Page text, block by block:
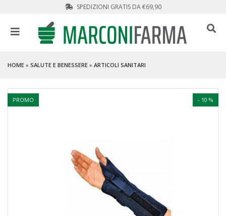
SPEDIZIONI GRATIS DA €69,90
HOME » SALUTE E BENESSERE » ARTICOLI SANITARI
- 10 %
PROMO